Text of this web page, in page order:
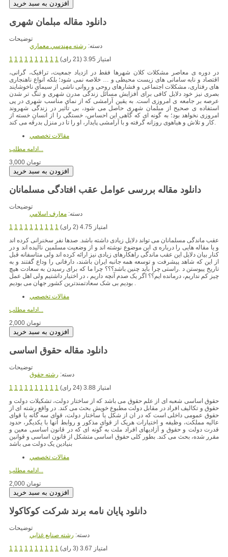
توضیحات
دسته: رشته مهندسي معماري
1 1 1 1 1 1 1 1 1 1
امتیاز 3.95 (21 رای)
در دوره ی معاصر مشکلات کلان شهرها فقط در ازدیاد جمعیت، ترافیک، گرانی،
اقتصاد و نابه سامانی های زیست محیطی و … خلاصه نمی شود؛ بلکه انواع ناهنجاری
های رفتاری، مشکلات اجتماعی و فشارهای روحی و روانی ناشی از سیمای ناخوشایند
بصری نیز خود دلایل کافی برای افزایش مسائل زندگی مدرن شهری و تنگ تر شدن
عرصه بر جامعه ی امروزی است. به یقین آرامشی که از نمای مناسب شهری در پی
استفاده ی صحیح از مبلمان شهری حاصل می شود، بی تأثیر در زندگی شهروند
امروزی نخواهد بود؛ به گونه ای که گاهی این احساس، خستگی را از انسانِ خسته از
کار و تلاش و هیاهوی روزانه گرفته و با آرامشی پایدار، او را تا در منزل بدرقه می کند.
مقالات تخصصي
ادامه مطلب...
3,000 تومان
دانلود مقاله بررسی عوامل عقب افتادگی مسلمانان
توضیحات
دسته: معارف اسلامي
1 1 1 1 1 1 1 1 1 1
امتیاز 4.75 (2 رای)
عقب ماندگی مسلمانان می تواند دلایل زیادی داشته باشد. صدها نفر سخنرانی کرده اند
و یا مقاله هایی را درباره ی این موضوع نوشته اند و از وضعیت مسلمین نالیده اند و در
کنار بیان دلایل این عقب ماندگی راهکارهای زیادی نیز ارائه کرده اند ولی متاسفانه قبل
از این که شاهد پیشرفت و توسعه همه جانبه ایران باشند، دارفانی را وداع گفتند و به
تاریخ پیوستن د .راستی چرا باید چنین باشد؟؟؟ چرا ما که برای رسیدن به سعادت هیچ
چیز کم نداریم، درمانده ایم؟؟ اگر یک صدم آنچه داریم ، در اختیار داشتیم ولی اهل عمل
بودیم بی شک سعادتمندترین کشور جهان می بودیم .
مقالات تخصصي
ادامه مطلب...
2,000 تومان
دانلود مقاله حقوق اساسی
توضیحات
دسته: رشته حقوق
1 1 1 1 1 1 1 1 1 1
امتیاز 3.88 (24 رای)
حقوق اساسی شعبه ای از علم حقوق می باشد که از ساختار دولت، تشکیلات دولت و
حقوق و تکالیف افراد در مقابل دولت مطبوع خویش بحث می کند. در واقع رشته ای از
حقوق عمومی داخلی است که در ان از شکل یا ساختار دولت، قوای سه گانه یا قوای
عالیه مملکت، وظیفه و اختیارات هریک از قوای مذکور و روابط آنها با یکدیگر، حدود
قدرت دولت و حقوق و آزادیهای افراد ملت به گونه ای که در قانون اساسی معین و
مقرر شده، بحث می کند. بطور کلی حقوق اساسی متشکل از قانون اساسی و قوانین
بنیادین یک دولت می باشد
مقالات تخصصي
ادامه مطلب...
2,000 تومان
دانلود پایان نامه برند شرکت کوکاکولا
توضیحات
دسته: رشته صنايع غذايي
1 1 1 1 1 1 1 1 1 1
امتیاز 3.67 (3 رای)